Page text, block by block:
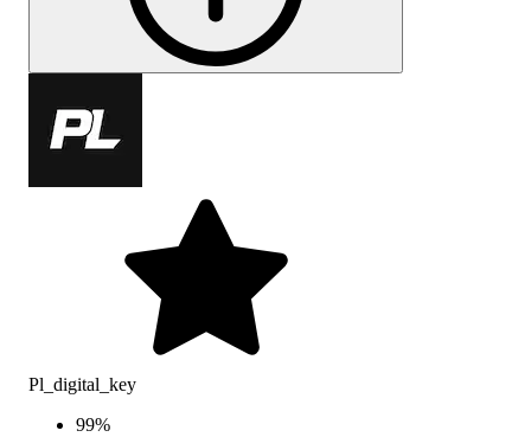
Pl_digital_key
99%